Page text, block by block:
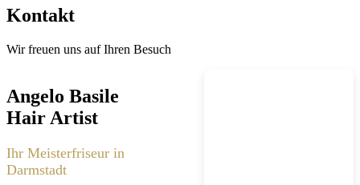
Kontakt
Wir freuen uns auf Ihren Besuch
Angelo Basile
Hair Artist
Ihr Meisterfriseur in
Darmstadt